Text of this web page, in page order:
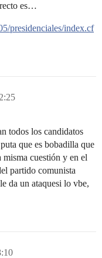
es…
presidenciales/index.cf
todos los candidatos
que es bobadilla que
cuestión y en el
partido comunista
da un ataquesi lo vbe,